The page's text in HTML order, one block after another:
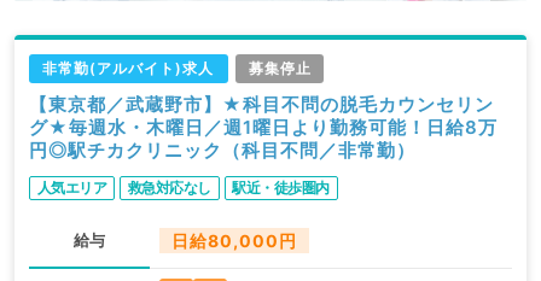
非常勤(アルバイト)求人 募集停止
【東京都／武蔵野市】★科目不問の脱毛カウンセリン
グ★毎週水・木曜日／週1曜日より勤務可能！日給8万
円◎駅チカクリニック（科目不問／非常勤）
人気エリア 救急対応なし 駅近・徒歩圏内
給与 日給80,000円